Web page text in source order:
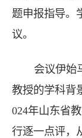
题申报指导。
议。
会议伊始
教授的学科背
024年山东省
行逐一点评，